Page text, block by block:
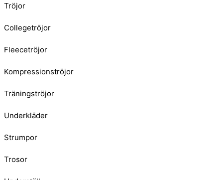
Tröjor
Collegetröjor
Fleecetröjor
Kompressionströjor
Träningströjor
Underkläder
Strumpor
Trosor